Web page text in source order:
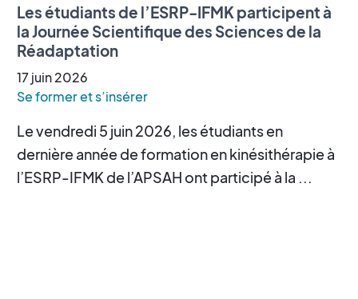
Les étudiants de l’ESRP-IFMK participent à
la Journée Scientifique des Sciences de la
Réadaptation
17juin2026
Se former et s’insérer
Le vendredi 5 juin 2026, les étudiants en
dernière année de formation en kinésithérapie à
l’ESRP-IFMK de l’APSAH ont participé à la ...